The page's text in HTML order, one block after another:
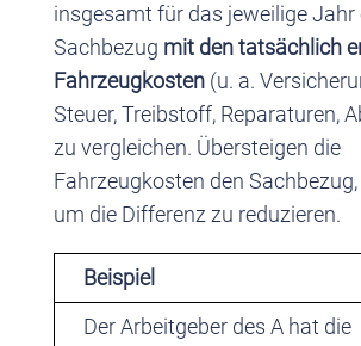
insgesamt für das jeweilige
Sachbezug mit den tatsächlich
Fahrzeugkosten(u. a.
Steuer, Treibstoff, Reparaturen,
zu vergleichen. Übersteigen die
Fahrzeugkosten den
um die Differenz zu reduzieren.
Beispiel
Der Arbeitgeber des A hat die